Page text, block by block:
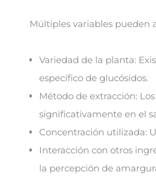
Múltiples variables pueden
Variedad de la planta:
específico de glucósidos.
Método de extracción:
significativamente en el
Concentración utilizada:
Interacción con otros
la percepción de